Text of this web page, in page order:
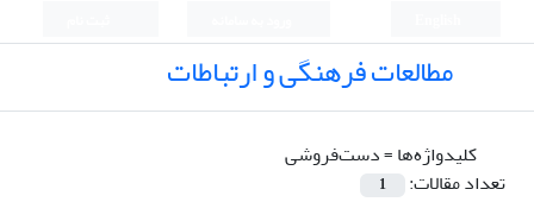
مطالعات فرهنگی و ارتباطات
کلیدواژه‌ها =دست‌فروشی
تعداد مقالات:
1